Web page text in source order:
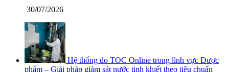
30/07/2026
Hệ thống đo TOC Online trong lĩnh vực Dược
phẩm – Giải pháp giám sát nước tinh khiết theo tiêu chuẩn